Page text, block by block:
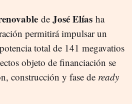
de JoséElías ha
permitirá impulsar un
total de 141 megavatios
objeto de financiación se
construcción y fase de ready